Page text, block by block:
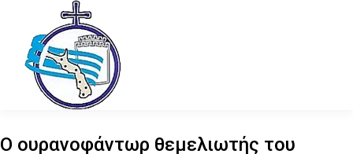
Ο ουρανοφάντωρ θεμελιωτής του